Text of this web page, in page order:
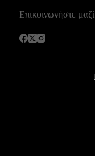
Επικοινωνήστε